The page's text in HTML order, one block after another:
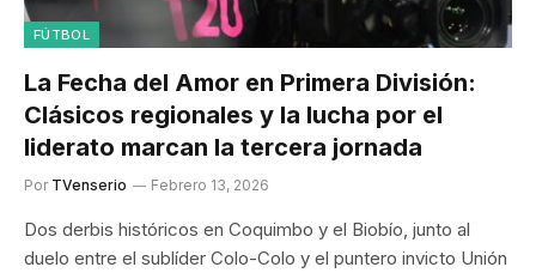
FÚTBOL
La Fecha del Amor en Primera División:
Clásicos regionales y la lucha por el
liderato marcan la tercera jornada
Por TVenserio Febrero 13, 2026
Dos derbis históricos en Coquimbo y el Biobío, junto al
duelo entre el sublíder Colo-Colo y el puntero invicto Unión